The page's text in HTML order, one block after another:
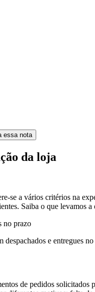
essa nota
da loja
se a vários critérios na
Saiba o que levamos a
no prazo
despachados e entregues
de pedidos solicitados